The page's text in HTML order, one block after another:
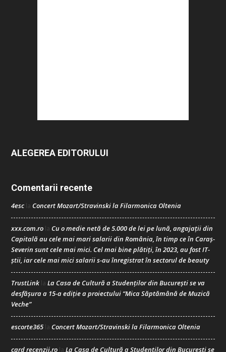
ALEGEREA EDITORULUI
Comentarii recente
4esc la Concert Mozart/Stravinski la Filarmonica Oltenia
xxx.com.ro la Cu o medie netă de 5.000 de lei pe lună, angajații din
Capitală au cele mai mari salarii din România, în timp ce în Caraș-
Severin sunt cele mai mici. Cel mai bine plătiți, în 2023, au fost IT-
știi, iar cele mai mici salarii s-au înregistrat în sectorul de beauty
TrustLink la La Casa de Cultură a Studenților din București se va
desfășura a 15-a ediție a proiectului “Mica Săptămână de Muzică
Veche”
escorte365 la Concert Mozart/Stravinski la Filarmonica Oltenia
card recenzii.ro la La Casa de Cultură a Studenților din București se